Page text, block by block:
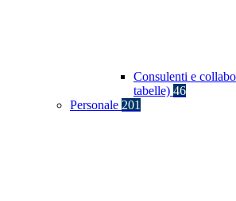
Consulenti e
tabelle) 46
Personale 201